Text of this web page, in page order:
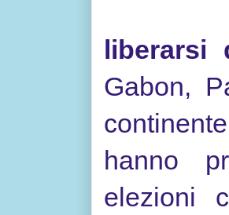
liberarsi
Gabon,
hanno
elezioni